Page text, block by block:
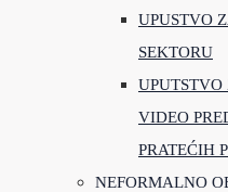
UPUSTVO
SEKTORU
UPUTSTVO
VIDEO
PRATEĆIH
NEFORMALNO